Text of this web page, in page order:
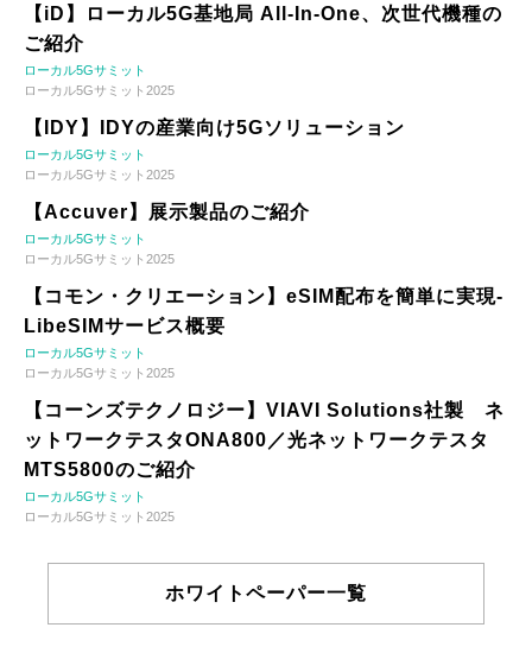
【iD】ローカル5G基地局 All-In-One、次世代機種の
ご紹介
ローカル5Gサミット
ローカル5Gサミット2025
【IDY】IDYの産業向け5Gソリューション
ローカル5Gサミット
ローカル5Gサミット2025
【Accuver】展示製品のご紹介
ローカル5Gサミット
ローカル5Gサミット2025
【コモン・クリエーション】eSIM配布を簡単に実現-
LibeSIMサービス概要
ローカル5Gサミット
ローカル5Gサミット2025
【コーンズテクノロジー】VIAVI Solutions社製 ネ
ットワークテスタONA800／光ネットワークテスタ
MTS5800のご紹介
ローカル5Gサミット
ローカル5Gサミット2025
ホワイトペーパー一覧